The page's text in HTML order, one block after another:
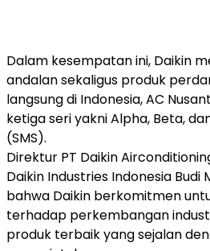
Dalam kesempatan ini, Daikin
andalan sekaligus produk
langsung di Indonesia, AC
ketiga seri yakni Alpha, Beta,
(SMS).
Direktur PT Daikin
Daikin Industries Indonesia Budi
bahwa Daikin berkomitmen
terhadap perkembangan
produk terbaik yang sejalan